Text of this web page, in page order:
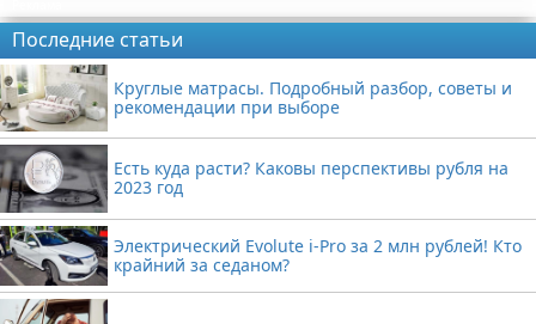
Последние статьи
Круглые матрасы. Подробный разбор, советы и
рекомендации при выборе
Есть куда расти? Каковы перспективы рубля на
2023 год
Электрический Evolute i-Pro за 2 млн рублей! Кто
крайний за седаном?